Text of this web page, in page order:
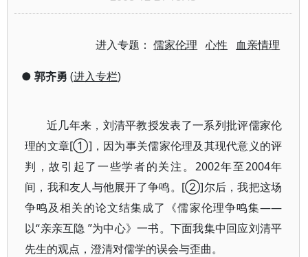
进入专题：儒家伦理 心性 血亲情理
● 郭齐勇 (进入专栏)
近几年来，刘清平教授发表了一系列批评儒家伦
理的文章[①]，因为事关儒家伦理及其现代意义的评
判，故引起了一些学者的关注。2002年至2004年
间，我和友人与他展开了争鸣。[②]尔后，我把这场
争鸣及相关的论文结集成了《儒家伦理争鸣集——
以“亲亲互隐 ”为中心》一书。下面我集中回应刘清平
先生的观点，澄清对儒学的误会与歪曲。